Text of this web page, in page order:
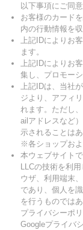
以下事項にご同
お客様のカード
内の行動情報を収
上記IDによりお
ます。
上記IDによりお
集し、プロモー
上記IDは、当社
ジより、アフィ
れます。ただし
ailアドレスなど
示されることはあ
※各ショップお
本ウェブサイト
LLCの技術を利
ウザ、利用端末
であり、個人を
を行うものでは
プライバシーポ
Googleプライバ